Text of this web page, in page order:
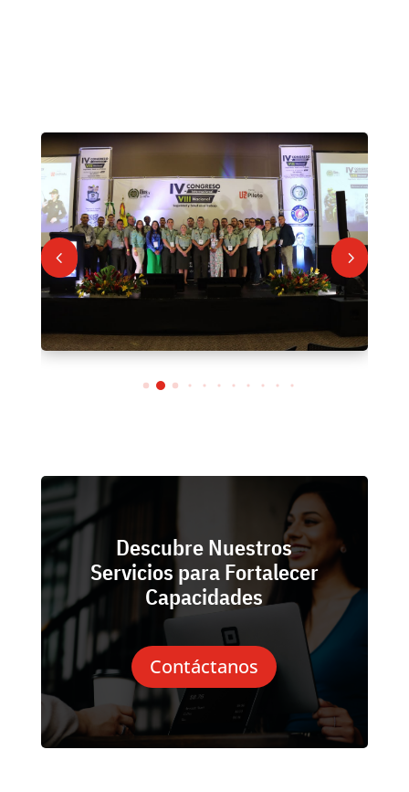
4 5
Descubre Nuestros
Servicios para Fortalecer
Capacidades
Contáctanos